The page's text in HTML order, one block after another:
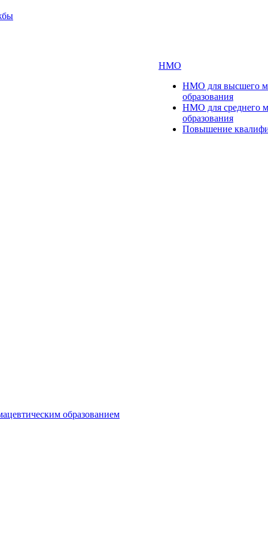
образованием
НМО
НМО для высшего
образования
НМО для среднего
образования
Повышение